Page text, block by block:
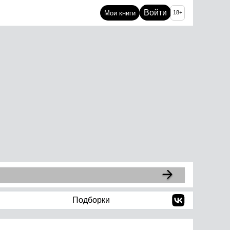
Мои книги Войти 18+
Подборки